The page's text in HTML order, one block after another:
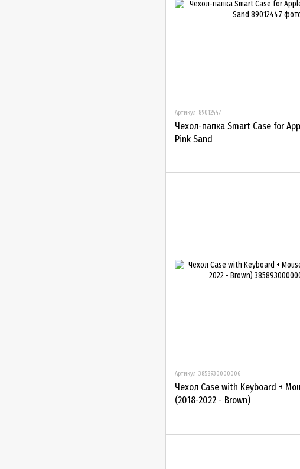
Артикул: 89012447
Чехол-папка Smart Case for
Pink Sand
Артикул: 3858930000006
Чехол Case with Keyboard +
(2018-2022 - Brown)